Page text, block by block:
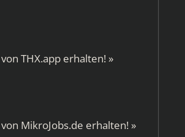
vonTHX.app erhalten! »
MikroJobs.de erhalten! »